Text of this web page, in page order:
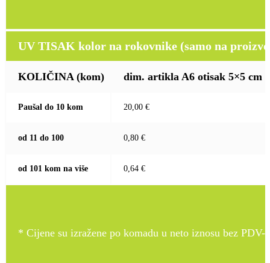
UV TISAK kolor na rokovnike (samo na
KOLIČINA (kom) dim. artikla A6 otisak 5×5 cm
Paušal do 10 kom 20,00 €
od 11 do 100 0,80 €
od 101 kom na više 0,64 €
* Cijene su izražene po komadu u neto iznosu bez PDV-